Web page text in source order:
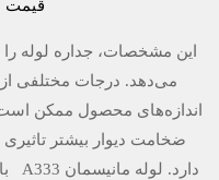
قیمت
این مشخصات، جداره لوله
می‌دهد. درجات مختلفی
اندازه‌های محصول ممکن
ضخامت دیوار بیشتر